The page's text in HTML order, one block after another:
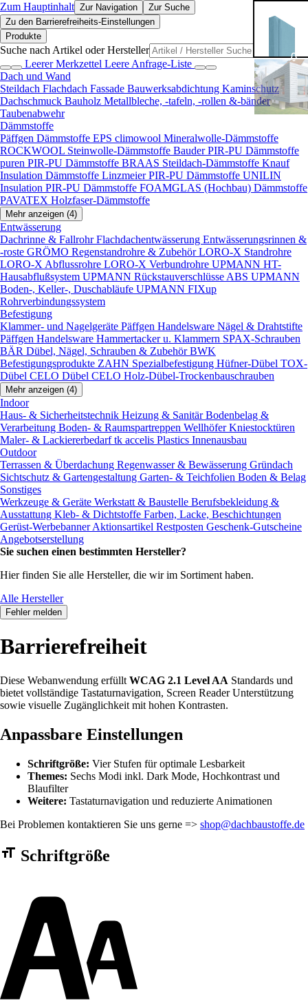
Zum Hauptinhalt Zur Navigation
Zur Suche
Zu den Barrierefreiheits-Einstellungen
Produkte
Suche nach Artikel oder Hersteller
Leerer Merkzettel Leere Anfrage-Liste
Dach und Wand
Steildach Flachdach Fassade Bauwerksabdichtung Kaminschutz
Dachschmuck Bauholz Metallbleche, -tafeln, -rollen &-bänder
Taubenabwehr
Dämmstoffe
Päffgen Dämmstoffe EPS climowool Mineralwolle-Dämmstoffe
ROCKWOOL Steinwolle-Dämmstoffe Bauder PIR-PU Dämmstoffe
puren PIR-PU Dämmstoffe BRAAS Steildach-Dämmstoffe Knauf
Insulation Dämmstoffe Linzmeier PIR-PU Dämmstoffe UNILIN
Insulation PIR-PU Dämmstoffe FOAMGLAS (Hochbau) Dämmstoffe
PAVATEX Holzfaser-Dämmstoffe
Mehr anzeigen (4)
Entwässerung
Dachrinne & FallrohrFlachdachentwässerung Entwässerungsrinnen &
-roste GRÖMO Regenstandrohre & ZubehörLORO-X Standrohre
LORO-X Abflussrohre LORO-X Verbundrohre UPMANN HT-
Hausabflußsystem UPMANN Rückstauverschlüsse ABS UPMANN
Boden-, Keller-, Duschabläufe UPMANN FIXup
Rohrverbindungssystem
Befestigung
Klammer- und Nagelgeräte Päffgen Handelsware Nägel & Drahtstifte
Päffgen Handelsware Hammertacker u. Klammern SPAX-Schrauben
BÄR Dübel, Nägel, Schrauben & ZubehörBWK
Befestigungsprodukte ZAHN Spezialbefestigung Hüfner-Dübel TOX-
Dübel CELO Dübel CELO Holz-Dübel-Trockenbauschrauben
Mehr anzeigen (4)
Indoor
Haus- & Sicherheitstechnik Heizung & SanitärBodenbelag &
Verarbeitung Boden- & Raumspartreppen Wellhöfer Kniestocktüren
Maler- & Lackiererbedarftk accelis Plastics Innenausbau
Outdoor
Terrassen & Überdachung Regenwasser & Bewässerung Gründach
Sichtschutz & Gartengestaltung Garten- & Teichfolien Boden & Belag
Sonstiges
Werkzeuge & Geräte Werkstatt & Baustelle Berufsbekleidung &
Ausstattung Kleb- & Dichtstoffe Farben, Lacke, Beschichtungen
Gerüst-WerbebannerAktionsartikel Restposten Geschenk-Gutscheine
Angebotserstellung
Sie suchen einen bestimmten Hersteller?
Hier finden Sie alle Hersteller, die wir im Sortiment haben.
Alle Hersteller
Fehler melden
Barrierefreiheit
Diese Webanwendung erfüllt WCAG 2.1 Level AA Standards und
bietet vollständige Tastaturnavigation, Screen Reader Unterstützung
sowie visuelle Zugänglichkeit mit hohen Kontrasten.
Anpassbare Einstellungen
Schriftgröße: Vier Stufen für optimale Lesbarkeit
Themes: Sechs Modi inkl. Dark Mode, Hochkontrast und
Blaufilter
Weitere: Tastaturnavigation und reduzierte Animationen
Bei Problemen kontaktieren Sie uns gerne => shop@dachbaustoffe.de
Barrierefreiheit Einstellungen Formular
Schriftgröße